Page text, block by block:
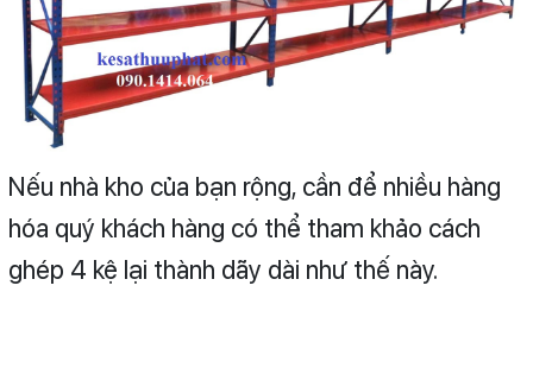
Nếu nhà kho của bạn rộng, cần để nhiều hàng
hóa quý khách hàng có thể tham khảo cách
ghép 4 kệ lại thành dãy dài như thế này.